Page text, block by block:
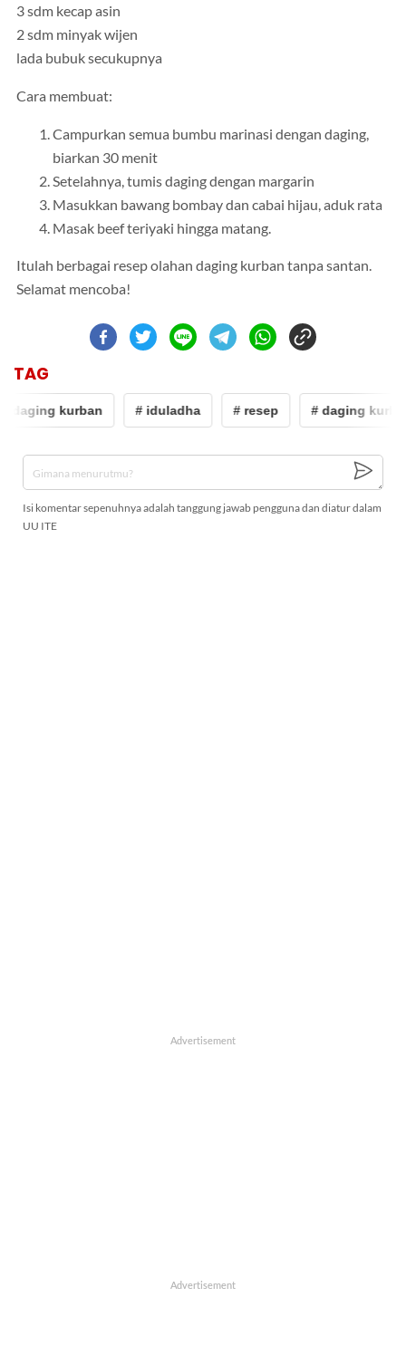
3 sdm kecap asin
2 sdm minyak wijen
lada bubuk secukupnya
Cara membuat:
Campurkan semua bumbu marinasi dengan daging,
biarkan 30 menit
Setelahnya, tumis daging dengan margarin
Masukkan bawang bombay dan cabai hijau, aduk rata
Masak beef teriyaki hingga matang.
Itulah berbagai resep olahan daging kurban tanpa santan.
Selamat mencoba!
TAG
daging kurban # iduladha # resep # daging kurban
Isi komentar sepenuhnya adalah tanggung jawab pengguna dan diatur dalam
UU ITE